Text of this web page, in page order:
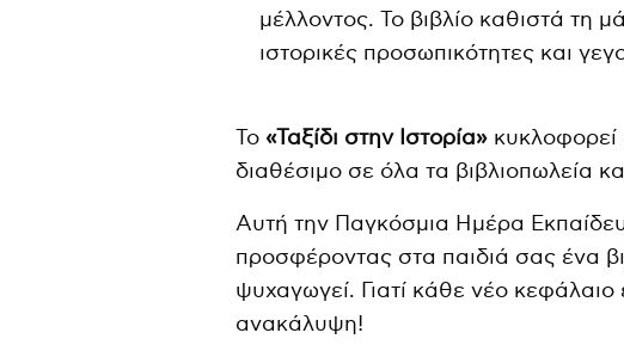
μέλλοντος. Το βιβλίο καθιστά τη
ιστορικές προσωπικότητες και
Το «Ταξίδι στην Ιστορία» κυκλοφορεί
διαθέσιμο σε όλα τα βιβλιοπωλεία
Αυτή την Παγκόσμια Ημέρα
προσφέροντας στα παιδιά σας ένα
ψυχαγωγεί. Γιατί κάθε νέο κεφάλαιο
ανακάλυψη!